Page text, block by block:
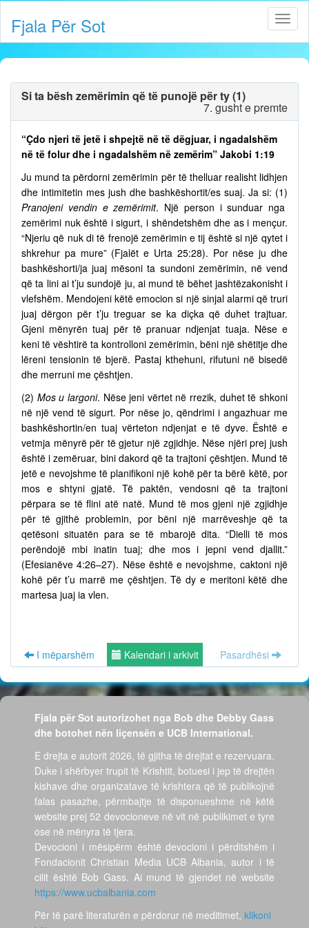
Fjala Për Sot
Si ta bësh zemërimin që të punojë për ty (1)
7. gusht e premte
“Çdo njeri të jetë i shpejtë në të dëgjuar, i ngadalshëm
në të folur dhe i ngadalshëm në zemërim” Jakobi 1:19
Ju mund ta përdorni zemërimin për të thelluar realisht lidhjen
dhe intimitetin mes jush dhe bashkëshortit/es suaj. Ja si: (1)
Pranojeni vendin e zemërimit. Një person i sunduar nga
zemërimi nuk është i sigurt, i shëndetshëm dhe as i mençur.
“Njeriu që nuk di të frenojë zemërimin e tij është si një qytet i
shkrehur pa mure” (Fjalët e Urta 25:28). Por nëse ju dhe
bashkëshorti/ja juaj mësoni ta sundoni zemërimin, në vend
që ta lini ai t’ju sundojë ju, ai mund të bëhet jashtëzakonisht i
vlefshëm. Mendojeni këtë emocion si një sinjal alarmi që truri
juaj dërgon për t’ju treguar se ka diçka që duhet trajtuar.
Gjeni mënyrën tuaj për të pranuar ndjenjat tuaja. Nëse e
keni të vështirë ta kontrolloni zemërimin, bëni një shëtitje dhe
lëreni tensionin të bjerë. Pastaj kthehuni, rifutuni në bisedë
dhe merruni me çështjen.
(2) Mos u largoni. Nëse jeni vërtet në rrezik, duhet të shkoni
në një vend të sigurt. Por nëse jo, qëndrimi i angazhuar me
bashkëshortin/en tuaj vërteton ndjenjat e të dyve. Është e
vetmja mënyrë për të gjetur një zgjidhje. Nëse njëri prej jush
është i zemëruar, bini dakord që ta trajtoni çështjen. Mund të
jetë e nevojshme të planifikoni një kohë për ta bërë këtë, por
mos e shtyni gjatë. Të paktën, vendosni që ta trajtoni
përpara se të flini atë natë. Mund të mos gjeni një zgjidhje
për të gjithë problemin, por bëni një marrëveshje që ta
qetësoni situatën para se të mbarojë dita. “Dielli të mos
perëndojë mbi inatin tuaj; dhe mos i jepni vend djallit.”
(Efesianëve 4:26–27). Nëse është e nevojshme, caktoni një
kohë për t’u marrë me çështjen. Të dy e meritoni këtë dhe
martesa juaj ia vlen.
I mëparshëm Kalendari i arkivit Pasardhësi
Fjala për Sot autorizohet nga Bob dhe Debby Gass
dhe botohet nën liçensën e UCB International.
E drejta e autorit 2026, të gjitha të drejtat e rezervuara.
Duke i shërbyer trupit të Krishtit, botuesi i jep të drejtën
kishave dhe organizatave të krishtera që të publikojnë
falas pasazhe, përmbajtje të disponueshme në këtë
website prej 52 devocioneve në vit në publikimet e tyre
ose në mënyra të tjera.
Devocioni i mësipërm është devocioni i përditshëm i
Fondacionit Christian Media UCB Albania, autor i të
cilit është Bob Gass. Ai mund të gjendet në website
https://www.ucbalbania.com
Për të parë literaturën e përdorur në meditimet, klikoni